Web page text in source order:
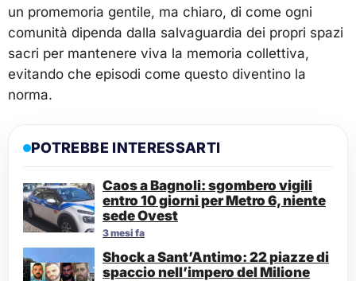
un promemoria gentile, ma chiaro, di come ogni
comunità dipenda dalla salvaguardia dei propri spazi
sacri per mantenere viva la memoria collettiva,
evitando che episodi come questo diventino la
norma.
POTREBBE INTERESSARTI
Caos a Bagnoli: sgombero vigili
entro 10 giorni per Metro 6, niente
sede Ovest
3 mesi fa
Shock a Sant’Antimo: 22 piazze di
spaccio nell’impero del Milione